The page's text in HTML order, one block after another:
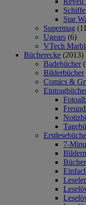
Schiffe
Star
Supermag
Ugears (6)
VTech
Bücherecke (2013)
Badebücher
Bilderbücher
Comics &
7-